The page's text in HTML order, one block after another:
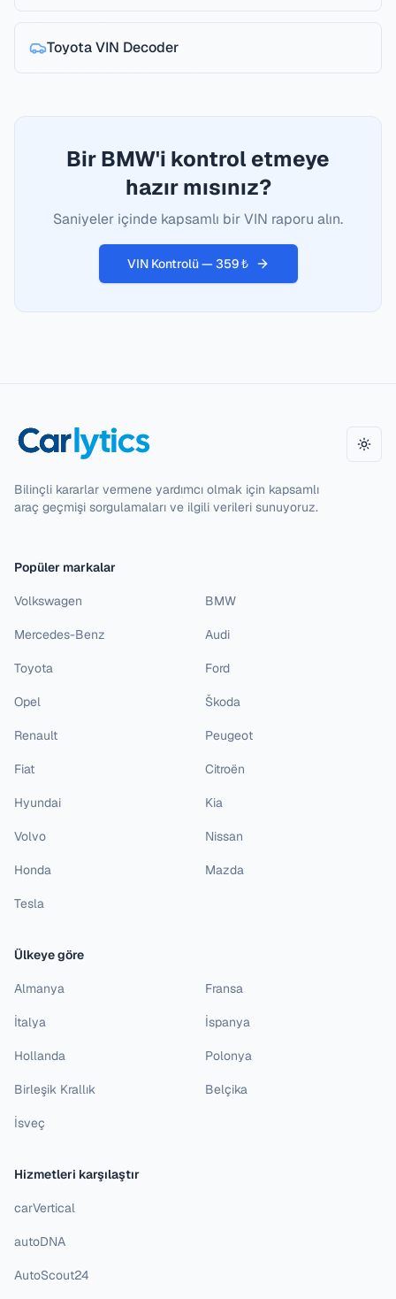
ToyotaVIN Decoder
Bir BMW'i kontrol etmeye
hazır mısınız?
Saniyeler içinde kapsamlı bir VIN raporu alın.
VIN Kontrolü — 359 ₺
Bilinçli kararlar vermene yardımcı olmak için kapsamlı
araç geçmişi sorgulamaları ve ilgili verileri sunuyoruz.
Popüler markalar
Volkswagen BMW
Mercedes-Benz Audi
Toyota Ford
Opel Škoda
Renault Peugeot
Fiat Citroën
Hyundai Kia
Volvo Nissan
Honda Mazda
Tesla
Ülkeye göre
Almanya Fransa
İtalya İspanya
Hollanda Polonya
Birleşik Krallık Belçika
İsveç
Hizmetleri karşılaştır
carVertical
autoDNA
AutoScout24